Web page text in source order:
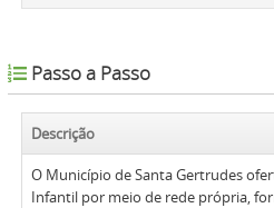
Passo a Passo
Descrição
O Município de Santa Gertrudes
Infantil por meio de rede própria,